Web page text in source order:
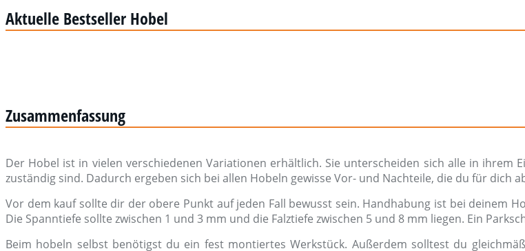
Aktuelle Bestseller Hobel
Zusammenfassung
Der Hobel ist in vielen verschiedenen Variationen erhältlich. Sie unterscheiden sich alle in
zuständig sind. Dadurch ergeben sich bei allen Hobeln gewisse Vor- und Nachteile, die du für dich
Vor dem kauf sollte dir der obere Punkt auf jeden Fall bewusst sein. Handhabung ist bei deinem
Die Spanntiefe sollte zwischen 1 und 3 mm und die Falztiefe zwischen 5 und 8 mm liegen. Ein
Beim hobeln selbst benötigst du ein fest montiertes Werkstück. Außerdem solltest du